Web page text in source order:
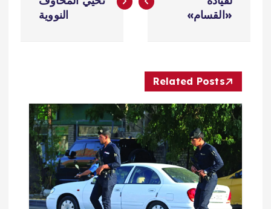
ح
م
ق
«القسام»
النووية
Related Posts